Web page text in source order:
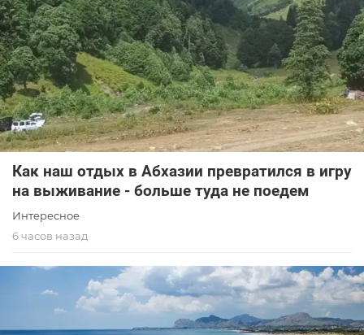
Как наш отдых в Абхазии превратился в игру
на выживание - больше туда не поедем
Интересное
6 часов назад